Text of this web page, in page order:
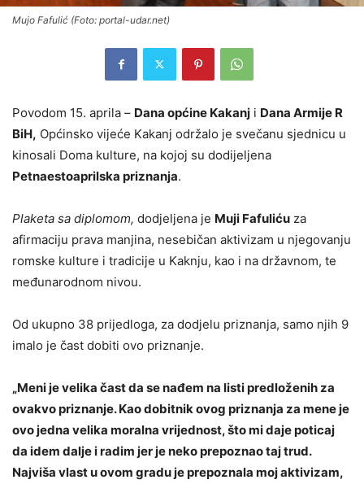
Mujo Fafulić (Foto: portal-udar.net)
Povodom 15. aprila – Dana općine Kakanj i Dana Armije R
BiH, Općinsko vijeće Kakanj održalo je svečanu sjednicu u
kinosali Doma kulture, na kojoj su dodijeljena
Petnaestoaprilska priznanja.
Plaketa sa diplomom, dodjeljena je Muji Fafuliću za
afirmaciju prava manjina, nesebičan aktivizam u njegovanju
romske kulture i tradicije u Kaknju, kao i na državnom, te
međunarodnom nivou.
Od ukupno 38 prijedloga, za dodjelu priznanja, samo njih 9
imalo je čast dobiti ovo priznanje.
„Meni je velika čast da se nađem na listi predloženih za
ovakvo priznanje. Kao dobitnik ovog priznanja za mene je
ovo jedna velika moralna vrijednost, što mi daje poticaj
da idem dalje i radim jer je neko prepoznao taj trud.
Najviša vlast u ovom gradu je prepoznala moj aktivizam,